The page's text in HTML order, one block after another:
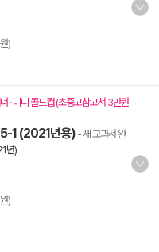
)
· 미니 콜드컵 (초중고참고서 3만원
5-1 (2021년용) - 새 교과서 완
년)
)